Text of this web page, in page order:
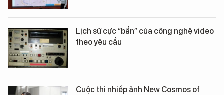
Lịch sử cực “bẩn” của công nghệ video
theo yêu cầu
Cuộc thi nhiếp ảnh New Cosmos of